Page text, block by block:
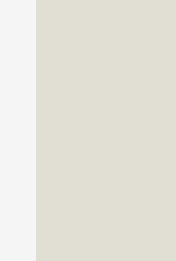
Kako